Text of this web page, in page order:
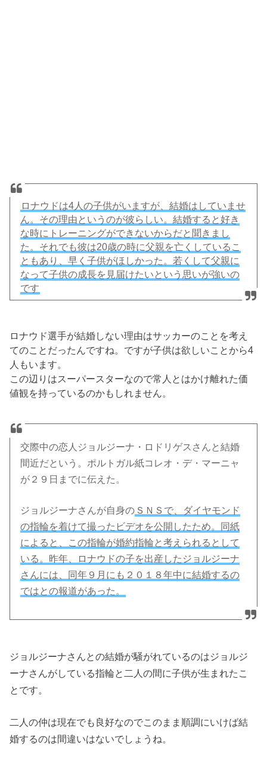
ロナウドは4人の子供がいますが、結婚はしていませ
ん。その理由というのが彼らしい。結婚すると好き
な時にトレーニングができないからだと聞きまし
た。それでも彼は20歳の時に父親を亡くしているこ
ともあり、早く子供がほしかった。若くして父親に
なって子供の成長を見届けたいという思いが強いの
です
ロナウド選手が結婚しない理由はサッカーのことを考え
てのことだったんですね。ですが子供は欲しいことから4
人もいます。
この辺りはスーパースターなので常人とはかけ離れた価
値観を持っているのかもしれません。
交際中の恋人ジョルジーナ・ロドリゲスさんと結婚
間近だという。ポルトガル紙コレオ・デ・マーニャ
が２９日までに伝えた。
ジョルジーナさんが自身の ＳＮＳで、ダイヤモンド
の指輪を着けて撮ったビデオを公開したため。同紙
によると、この指輪が婚約指輪と考えられるとして
いる。昨年、ロナウドの子を出産したジョルジーナ
さんには、同年９月にも２０１８年中に結婚するの
ではとの報道があった。
ジョルジーナさんとの結婚が騒がれているのはジョルジ
ーナさんがしている指輪と二人の間に子供が生まれたこ
とです。
二人の仲は現在でも良好なのでこのまま順調にいけば結
婚するのは間違いはないでしょうね。